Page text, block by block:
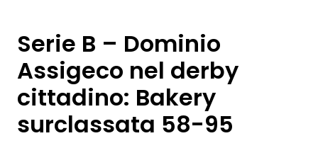
Serie B – Dominio
Assigeco nel derby
cittadino: Bakery
surclassata 58-95